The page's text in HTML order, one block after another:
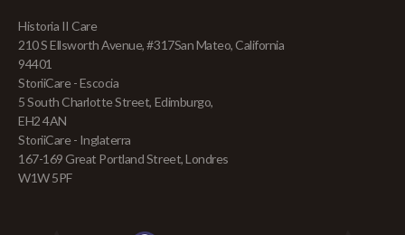
Historia II Care
210 S Ellsworth Avenue, #317San Mateo, California
94401
StoriiCare - Escocia
5 South Charlotte Street, Edimburgo,
EH2 4AN
StoriiCare - Inglaterra
167-169 Great Portland Street, Londres
W1W 5PF